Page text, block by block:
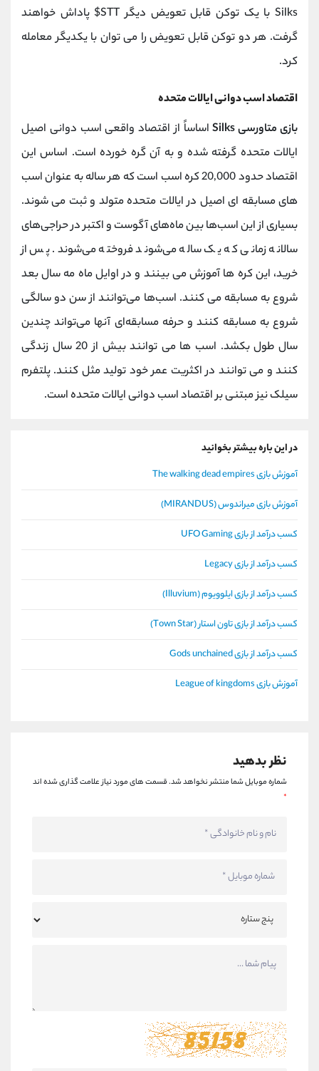
Silks با یک توکن قابل تعویض دیگر STT$ پاداش خواهند
گرفت. هر دو توکن قابل تعویض را می توان با یکدیگر معامله
کرد.
اقتصاد اسب دوانی ایالات متحده
بازی متاورسی Silks
اساساً از اقتصاد واقعی اسب دوانی اصیل
ایالات متحده گرفته شده و به آن گره خورده است. اساس این
اقتصاد حدود 20,000 کره اسب است که هر ساله به عنوان اسب
های مسابقه ای اصیل در ایالات متحده متولد و ثبت می شوند.
بسیاری از این اسب‌ها بین ماه‌های آگوست و اکتبر در حراجی‌های
سالانه زمانی که یک ساله می‌شوند فروخته می‌شوند. پس از
خرید، این کره ها آموزش می بینند و در اوایل ماه مه سال بعد
شروع به مسابقه می کنند. اسب‌ها می‌توانند از سن دو سالگی
شروع به مسابقه کنند و حرفه‌ مسابقه‌ای آنها می‌تواند چندین
سال طول بکشد. اسب ها می توانند بیش از 20 سال زندگی
کنند و می توانند در اکثریت عمر خود تولید مثل کنند. پلتفرم
سیلک نیز مبتنی بر اقتصاد اسب دوانی ایالات متحده است.
در این باره بیشتر بخوانید
آموزش بازی The walking dead empires
آموزش بازی میراندوس (MIRANDUS)
کسب درآمد از بازی UFO Gaming
کسب درآمد از بازی Legacy
کسب درآمد از بازی ایلوویوم (Illuvium)
کسب درآمد از بازی تاون استار (Town Star)
کسب درآمد از بازی Gods unchained
آموزش بازی League of kingdoms
نظر بدهید
شماره موبایل شما منتشر نخواهد شد.قسمت های مورد نیاز علامت گذاری شده اند
*